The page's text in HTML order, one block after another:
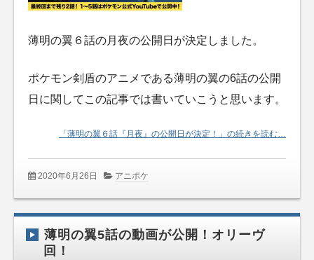
薄明の翼６話の月夜の公開日が決定しました。
ポケモン剣盾のアニメである薄明の翼の6話の公開
日に関してこの記事では書いていこうと思います。
「薄明の翼６話『月夜』の公開日が決定！」の続きを読む…
2020年6月26日 アニポケ
薄明の翼5話の動画が公開！オリーヴ
回！